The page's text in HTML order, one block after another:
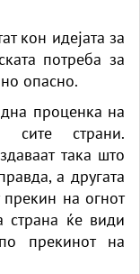
кон идејата за
потреба за
опасно.
проценка на
сите страни.
така што
а другата
прекин на огнот
страна ќе види
прекинот на